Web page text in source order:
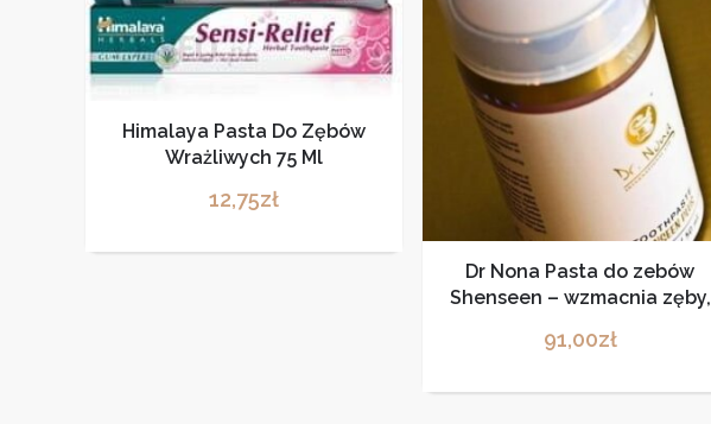
Himalaya Pasta Do Zębów
Wrażliwych 75 Ml
12,75zł
Dr Nona Pasta do zebów
Shenseen – wzmacnia zęby,
przeciwdziała powstawaniu
91,00zł